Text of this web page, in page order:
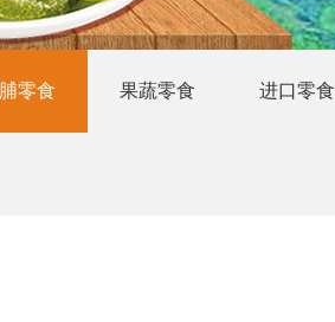
零食 果蔬零食 进口零食